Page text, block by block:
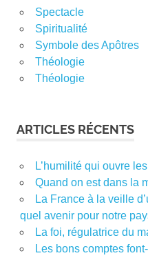
Spectacle
Spiritualité
Symbole des Apôtres
Théologie
Théologie
ARTICLES RÉCENTS
L’humilité qui ouvre
Quand on est dans la
La France à la veille
quel avenir pour notre
La foi, régulatrice du
Les bons comptes